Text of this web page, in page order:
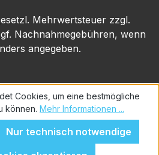
Mehrwertsteuer zzgl.
Nachnahmegebühren, wenn
angegeben.
Cookies, um eine bestmögliche
können. Mehr Informationen ...
Nur technisch notwendige